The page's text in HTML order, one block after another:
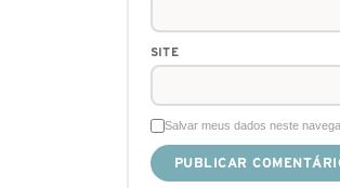
SITE
Salvar meus dados neste